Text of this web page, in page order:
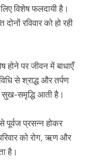
विशेष फलदायी है।
रविवार को हो रही
होने पर जीवन में बाधाएँ
से श्राद्ध और तर्पण
समृद्धि आती है।
पूर्वज प्रसन्न होकर
को रोग, ऋण और
है।